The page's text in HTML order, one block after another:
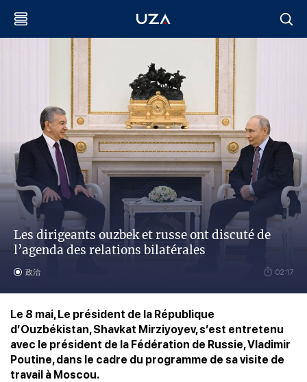
Les dirigeants ouzbek et russe ont discuté de
l’agenda des relations bilatérales
政治 02:17
Le 8 mai, Le président de la République
d’Ouzbékistan, Shavkat Mirziyoyev, s’est entretenu
avec le président de la Fédération de Russie, Vladimir
Poutine, dans le cadre du programme de sa visite de
travail à Moscou.